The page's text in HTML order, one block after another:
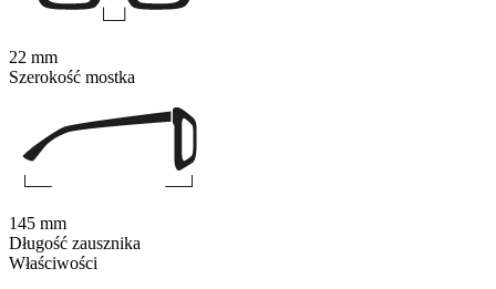
Właściwości
22 mm
Szerokość mostka
145 mm
Długość zausznika